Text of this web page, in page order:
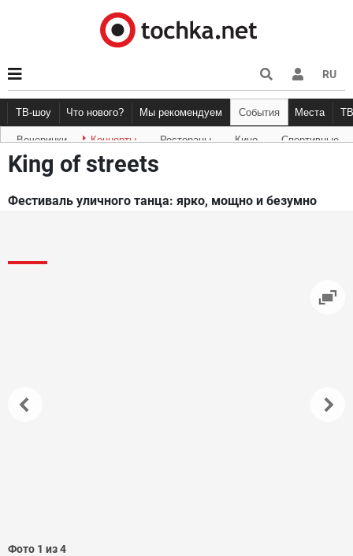
RU
ТВ-шоу Что нового?
Новости афиши Рецензии Куда пойти Точка
Мы рекомендуем События Места
Вечеринки Концерты Рестораны Кино Спортивные
King of streets
Фестиваль уличного танца: ярко, мощно и безумно
Фото 1 из 4